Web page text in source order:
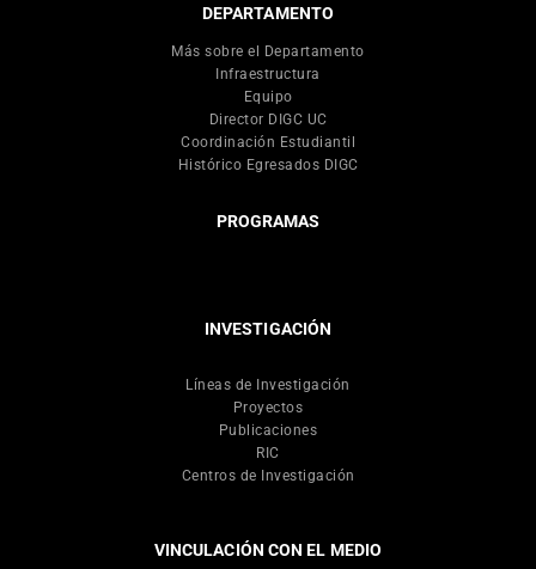
DEPARTAMENTO
Más sobre el Departamento
Infraestructura
Equipo
Director DIGC UC
Coordinación Estudiantil
Histórico Egresados DIGC
PROGRAMAS
INVESTIGACIÓN
Líneas de Investigación
Proyectos
Publicaciones
RIC
Centros de Investigación
VINCULACIÓN CON EL MEDIO